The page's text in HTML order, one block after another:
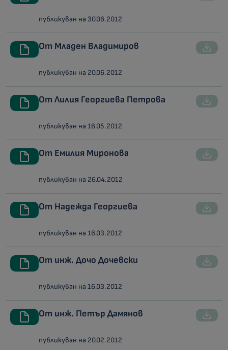
публикуван на 30.06.2012
От Младен Владимиров
публикуван на 20.06.2012
От Лилия Георгиева Петрова
публикуван на 16.05.2012
От Емилия Миронова
публикуван на 26.04.2012
От Надежда Георгиева
публикуван на 16.03.2012
От инж. Дочо Дочевски
публикуван на 16.03.2012
От инж. Петър Дамянов
публикуван на 20.02.2012